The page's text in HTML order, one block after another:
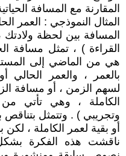
المقارنة مع المسافة
المثال النموذجي : العمر
المسافة بين لحظة ولادتك
القراءة ) ، تمثل مسافة
هي من الماضي إلى
بالعمر ، والعمر الحالي
لسهم الزمن ، أو مسافة
الكاملة ، وهي تأتي
وتجريبي ) . وتتمثل بتناقص
أو بقية لعمر الكاملة ،
ناقشت هذه الفكرة